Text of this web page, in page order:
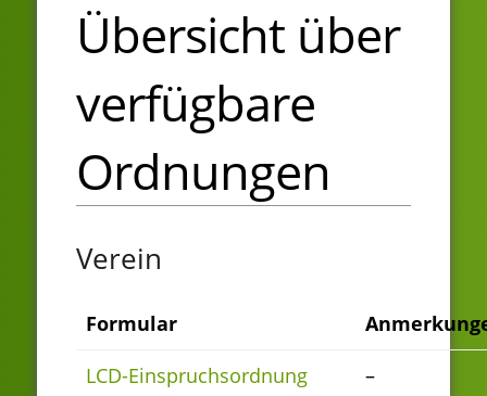
Übersicht über
verfügbare
Ordnungen
Verein
Formular
LCD-Einspruchsordnung
–